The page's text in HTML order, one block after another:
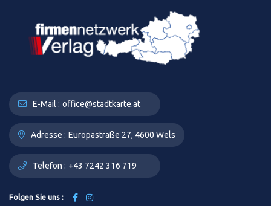
E-Mail : office@stadtkarte.at
Adresse : Europastraße 27, 4600 Wels
Telefon : +43 7242 316 719
Folgen Sie uns :